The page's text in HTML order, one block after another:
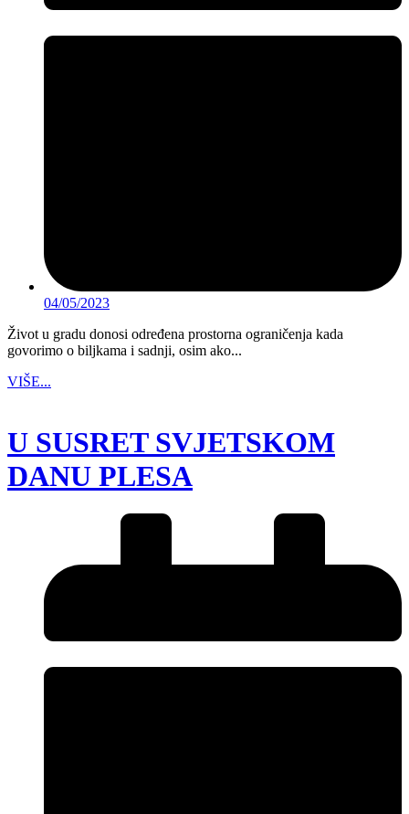
04/05/2023
Život u gradu donosi određena prostorna ograničenja kada
govorimo o biljkama i sadnji, osim ako...
VIŠE...
U SUSRET SVJETSKOM
DANU PLESA